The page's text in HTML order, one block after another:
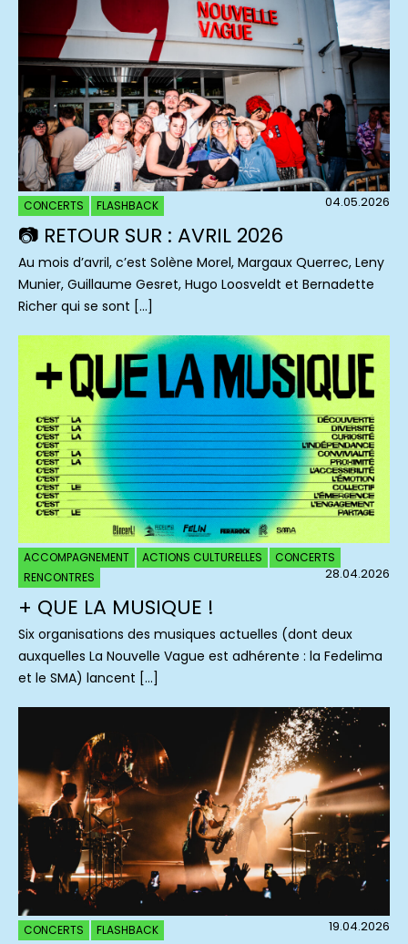
CONCERTS FLASHBACK 04.05.2026
📷 RETOUR SUR : AVRIL 2026
Au mois d’avril, c’est Solène Morel, Margaux Querrec, Leny
Munier, Guillaume Gesret, Hugo Loosveldt et Bernadette
Richer qui se sont […]
ACCOMPAGNEMENT ACTIONS CULTURELLES
CONCERTS
RENCONTRES
28.04.2026
+ QUE LA MUSIQUE !
Six organisations des musiques actuelles (dont deux
auxquelles La Nouvelle Vague est adhérente : la Fedelima
et le SMA) lancent […]
CONCERTS FLASHBACK 19.04.2026